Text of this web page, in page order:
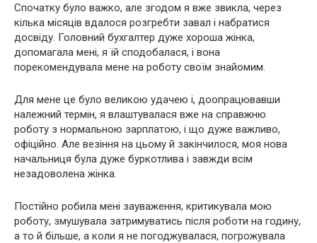
Спочатку було важко, але згодом я вже звикла, через
кілька місяців вдалося розгребти завал і набратися
досвіду. Головний бухгалтер дуже хороша жінка,
допомагала мені, я їй сподобалася, і вона
порекомендувала мене на роботу своїм знайомим.
Для мене це було великою удачею і, доопрацювавши
належний термін, я влаштувалася вже на справжню
роботу з нормальною зарплатою, і що дуже важливо,
офіційно. Але везіння на цьому й закінчилося, моя нова
начальниця була дуже буркотлива і завжди всім
незадоволена жінка.
Постійно робила мені зауваження, критикувала мою
роботу, змушувала затримуватись після роботи на годину,
а то й більше, а коли я не погоджувалася, погрожувала